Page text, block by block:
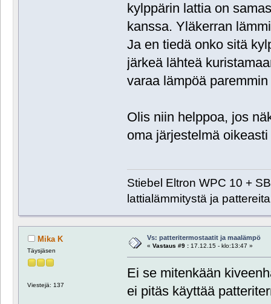
kylppärin lattia on
kanssa. Yläkerran
Ja en tiedä onko sitä
järkeä lähteä
varaa lämpöä
Olis niin helppoa, jos
oma järjestelmä
Stiebel Eltron WPC 10 +
lattialämmitystä ja pattereita
Mika K
Täysjäsen
Viestejä: 137
Vs: patteritermostaatit ja maalämpö
« Vastaus #9 :17.12.15 - klo:13:47 »
Ei se mitenkään
ei pitäs käyttää